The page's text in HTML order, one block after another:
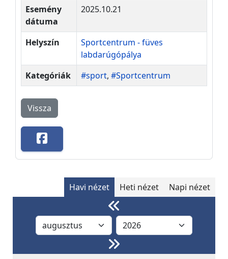
Esemény
dátuma
2025.10.21
Helyszín
Sportcentrum - füves
labdarúgópálya
Kategóriák
#sport, #Sportcentrum
Vissza
Havi nézet Heti nézet Napi nézet